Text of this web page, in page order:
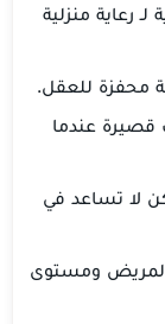
رعاية منزلية
محفزة للعقل.
عندما
لا تساعد في
ومستوى